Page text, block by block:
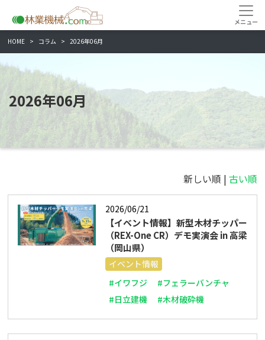
HOME コラム 2026年06月
2026年06月
新しい順 | 古い順
2026/06/21
【イベント情報】新型木材チッパー
（REX-One CR）デモ実演会 in 高梁
（岡山県）
イベント情報
#イワフジ
#フェラーバンチャ
#日立建機
#木材破砕機